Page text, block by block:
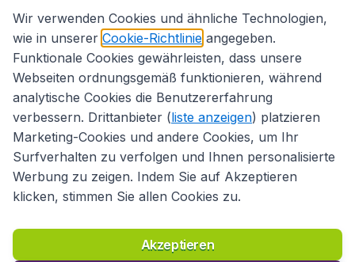
Internationale Webseiten
Richtlinien und Bedingungen
Haftungsausschluss
Wir verwenden Cookies und ähnliche Technologien,
wie in unserer Cookie-Richtlinie angegeben.
Funktionale Cookies gewährleisten, dass unsere
Webseiten ordnungsgemäß funktionieren, während
analytische Cookies die Benutzererfahrung
verbessern. Drittanbieter (liste anzeigen) platzieren
Marketing-Cookies und andere Cookies, um Ihr
Surfverhalten zu verfolgen und Ihnen personalisierte
Werbung zu zeigen. Indem Sie auf Akzeptieren
klicken, stimmen Sie allen Cookies zu.
Akzeptieren